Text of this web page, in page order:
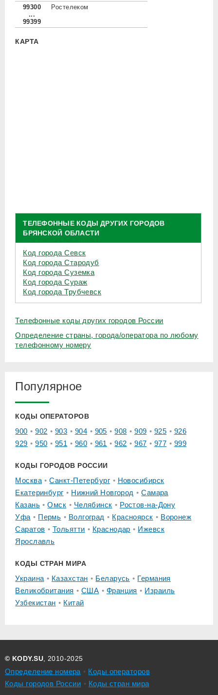
99300
...
99399
Ростелеком
КАРТА
ТЕЛЕФОННЫЕ КОДЫ ДРУГИХ ГОРОДОВ
БРЯНСКОЙ ОБЛАСТИ
Код города Севск
Код города Стародуб
Код города Суземка
Код города Сураж
Код города Трубчевск
Телефонные коды других городов России
Определение страны, города/оператора по любому
телефонному номеру
Популярное
КОДЫ ОПЕРАТОРОВ
900 902 903 904 905 908 909 925
926
929
950 951 960 961 962 967 977 999
КОДЫ ГОРОДОВ РОССИИ
Москва Санкт-Петербург
Новосибирск
Екатеринбург
Нижний Новгород
Самара
Казань
Омск Челябинск
Ростов-на-Дону
Уфа
Пермь Волгоград Красноярск
Воронеж
Саратов
Тольятти Краснодар
Ижевск
Ярославль
КОДЫ СТРАН МИРА
Украина Казахстан Беларусь
Германия
Великобритания
США Франция
Израиль
Узбекистан
Китай
© KODY.SU, 2010-2025
Определение номера
Коды операторов
Коды городов России
Коды стран мира